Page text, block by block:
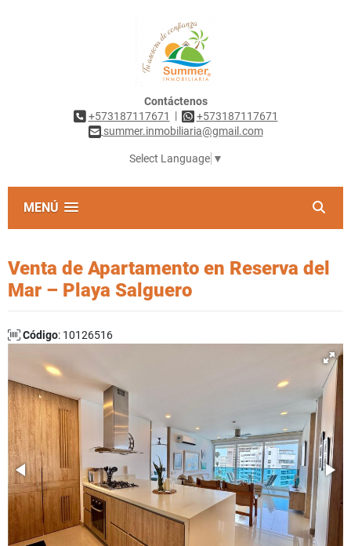
Contáctenos
+573187117671
|
+573187117671
summer.inmobiliaria@gmail.com
Select Language ▼
MENÚ
Venta de Apartamento en Reserva del
Mar – Playa Salguero
Código: 10126516